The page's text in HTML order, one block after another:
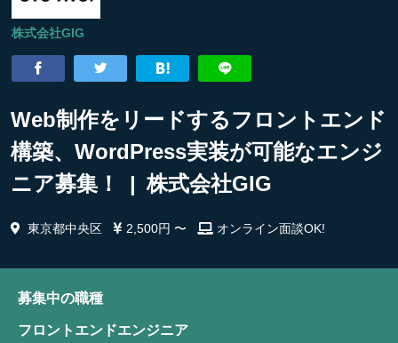
株式会社GIG
Web制作をリードするフロントエンド
構築、WordPress実装が可能なエンジ
ニア募集！ | 株式会社GIG
東京都中央区 2,500円 〜 オンライン面談OK!
募集中の職種
フロントエンドエンジニア